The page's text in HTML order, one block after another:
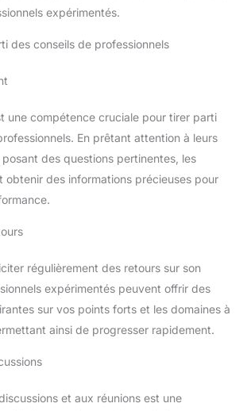
expérimentés.
des conseils de professionnels
une compétence cruciale pour tirer parti
En prêtant attention à leurs
des questions pertinentes, les
obtenir des informations précieuses pour
régulièrement des retours sur son
expérimentés peuvent offrir des
sur vos points forts et les domaines à
ainsi de progresser rapidement.
et aux réunions est une